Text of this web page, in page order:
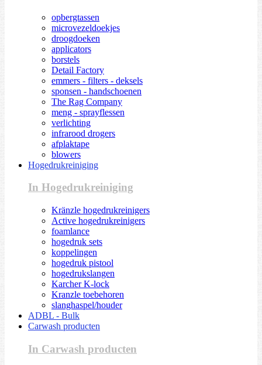
opbergtassen
microvezeldoekjes
droogdoeken
applicators
borstels
Detail Factory
emmers - filters - deksels
sponsen - handschoenen
The Rag Company
meng - sprayflessen
verlichting
infrarood drogers
afplaktape
blowers
Hogedrukreiniging
In Hogedrukreiniging
Kränzle hogedrukreinigers
Active hogedrukreinigers
foamlance
hogedruk sets
koppelingen
hogedruk pistool
hogedrukslangen
Karcher K-lock
Kranzle toebehoren
slanghaspel/houder
ADBL - Bulk
Carwash producten
In Carwash producten